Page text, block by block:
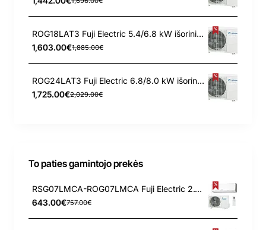
ROG18LAT3 Fuji Electric 5.4/6.8 kW išorinis blokas
1,603.00€1,885.00€
ROG24LAT3 Fuji Electric 6.8/8.0 kW išorinis blokas
1,725.00€2,029.00€
To paties gamintojo prekės
RSG07LMCA-ROG07LMCA Fuji Electric 2.1/3.0 kW kondicionierius
643.00€757.00€